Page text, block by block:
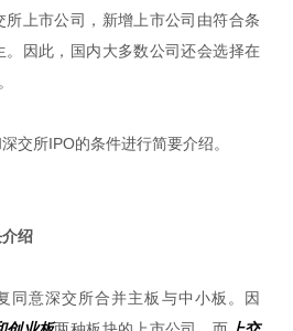
上市公司，新增上市公司由符合条
因此，国内大多数公司还会选择在
交所IPO的条件进行简要介绍。
绍
同意深交所合并主板与中小板。因